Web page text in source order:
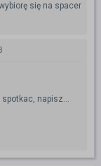
się na spacer
napisz...